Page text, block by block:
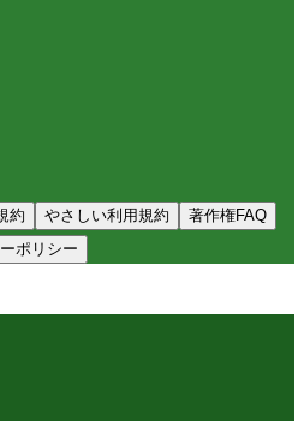
約 やさしい利用規約
著作権FAQ
ポリシー